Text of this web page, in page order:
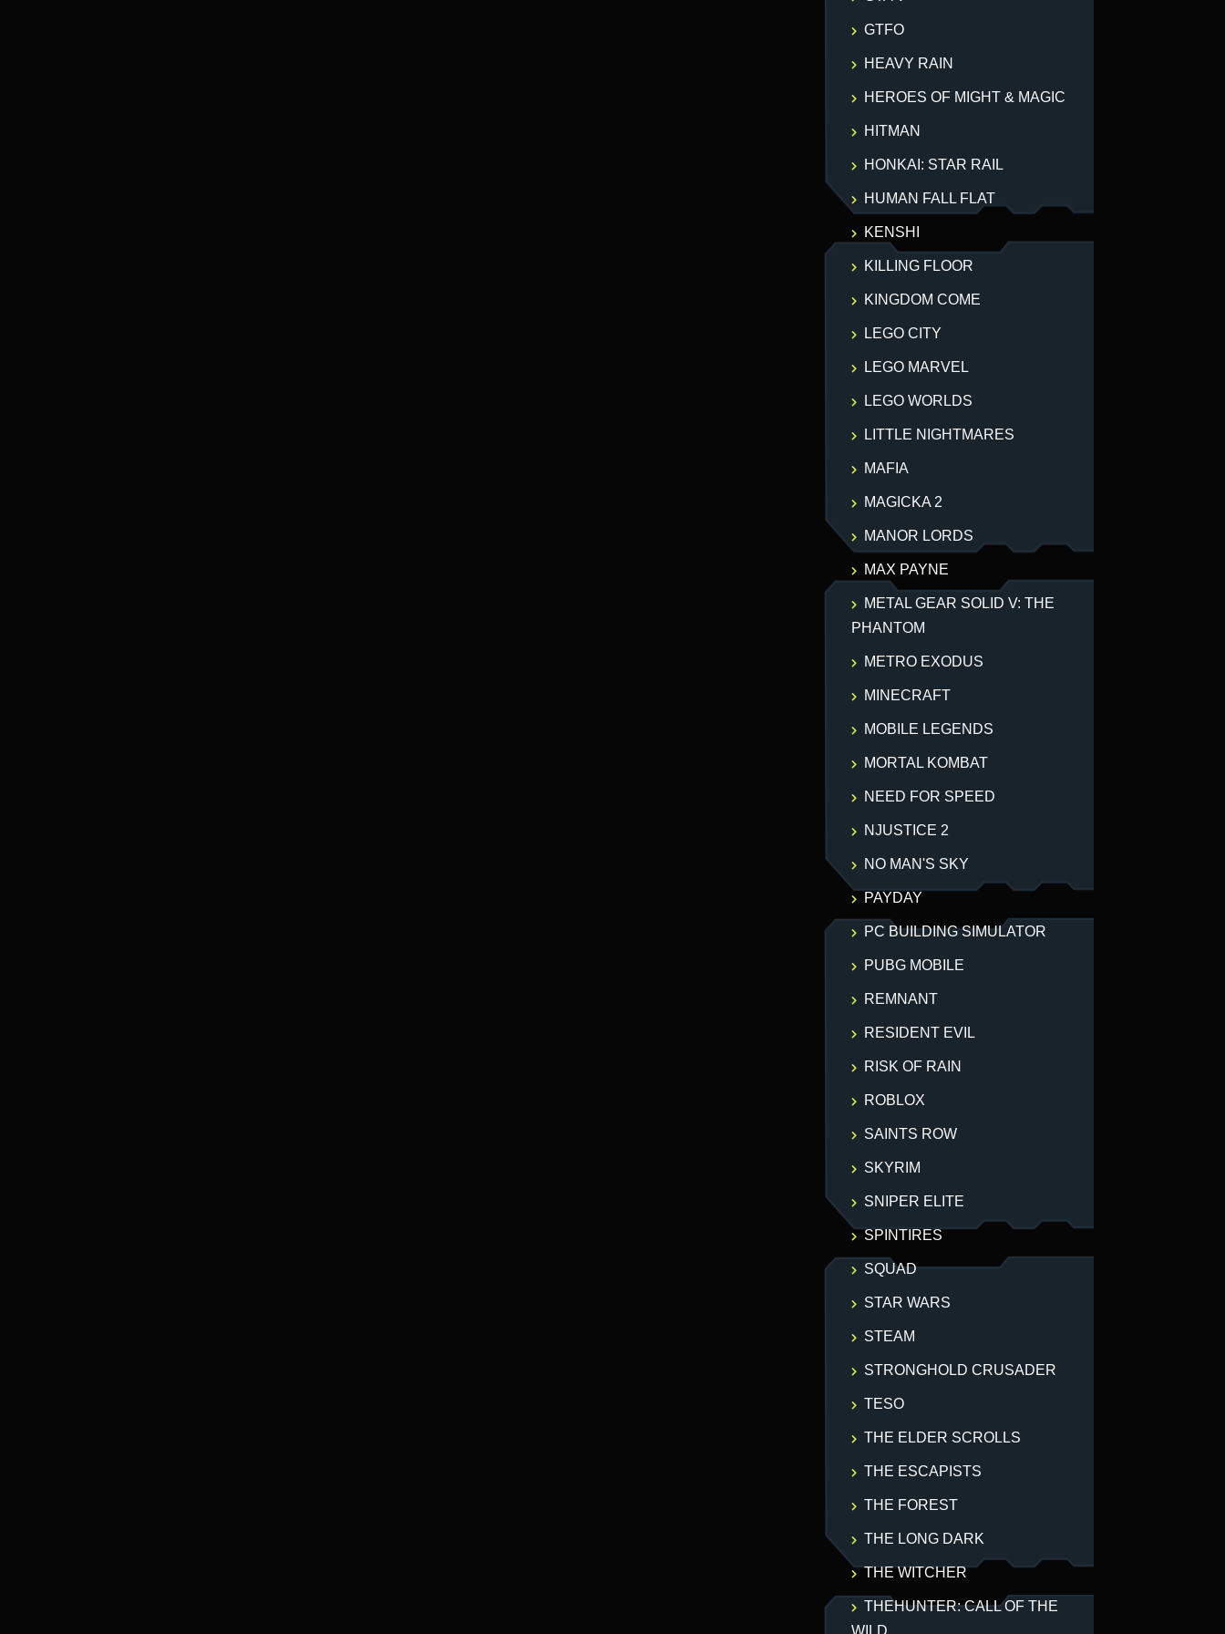
GTFO
HEAVY RAIN
HEROES OF MIGHT & MAGIC
HITMAN
HONKAI: STAR RAIL
HUMAN FALL FLAT
KENSHI
KILLING FLOOR
KINGDOM COME
LEGO CITY
LEGO MARVEL
LEGO WORLDS
LITTLE NIGHTMARES
MAFIA
MAGICKA 2
MANOR LORDS
MAX PAYNE
METAL GEAR SOLID V: THE
PHANTOM
METRO EXODUS
MINECRAFT
MOBILE LEGENDS
MORTAL KOMBAT
NEED FOR SPEED
NJUSTICE 2
NO MAN'S SKY
PAYDAY
PC BUILDING SIMULATOR
PUBG MOBILE
REMNANT
RESIDENT EVIL
RISK OF RAIN
ROBLOX
SAINTS ROW
SKYRIM
SNIPER ELITE
SPINTIRES
SQUAD
STAR WARS
STEAM
STRONGHOLD CRUSADER
TESO
THE ELDER SCROLLS
THE ESCAPISTS
THE FOREST
THE LONG DARK
THE WITCHER
THEHUNTER: CALL OF THE
WILD